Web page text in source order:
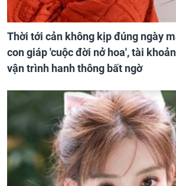
Thời tới cản không kịp đúng ngày
con giáp 'cuộc đời nở hoa', tài
vận trình hanh thông bất ngờ